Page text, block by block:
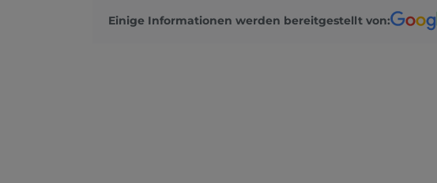
Einige Informationen werden bereitgestellt von: